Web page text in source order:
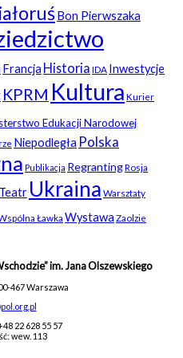
Bon Pierwszaka
Francja Historia IDA Inwestycje
KPRM Kultura Kurier
Edukacji Narodowej
Niepodległa Polska
Publikacja RegrantingRosja
Teatr Ukraina Warsztaty
Ławka Wystawa Zaolzie
im. Jana Olszewskiego
467 Warszawa
22 628 55 57
wew. 113